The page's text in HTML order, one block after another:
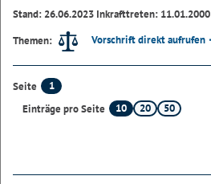
Stand: 26.06.2023 Inkrafttreten: 11.01.2000
Themen:
Vorschrift direkt aufrufen
Seite
1
Einträge pro Seite
10 20 50